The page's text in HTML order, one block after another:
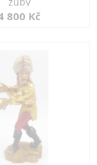
800 Kč